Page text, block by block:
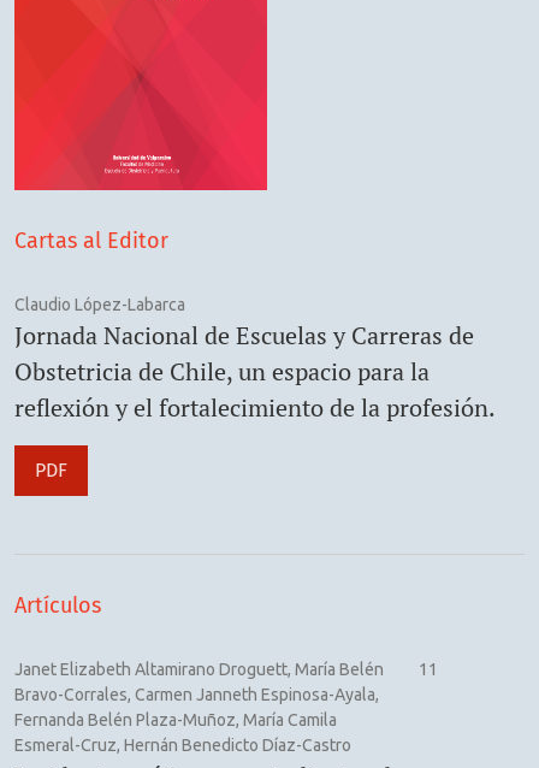
Cartas al Editor
Claudio López-Labarca
Jornada Nacional de Escuelas y Carreras de
Obstetricia de Chile, un espacio para la
reflexión y el fortalecimiento de la profesión.
PDF
Artículos
Janet Elizabeth Altamirano Droguett, María Belén
Bravo-Corrales, Carmen Janneth Espinosa-Ayala,
Fernanda Belén Plaza-Muñoz, María Camila
Esmeral-Cruz, Hernán Benedicto Díaz-Castro
11